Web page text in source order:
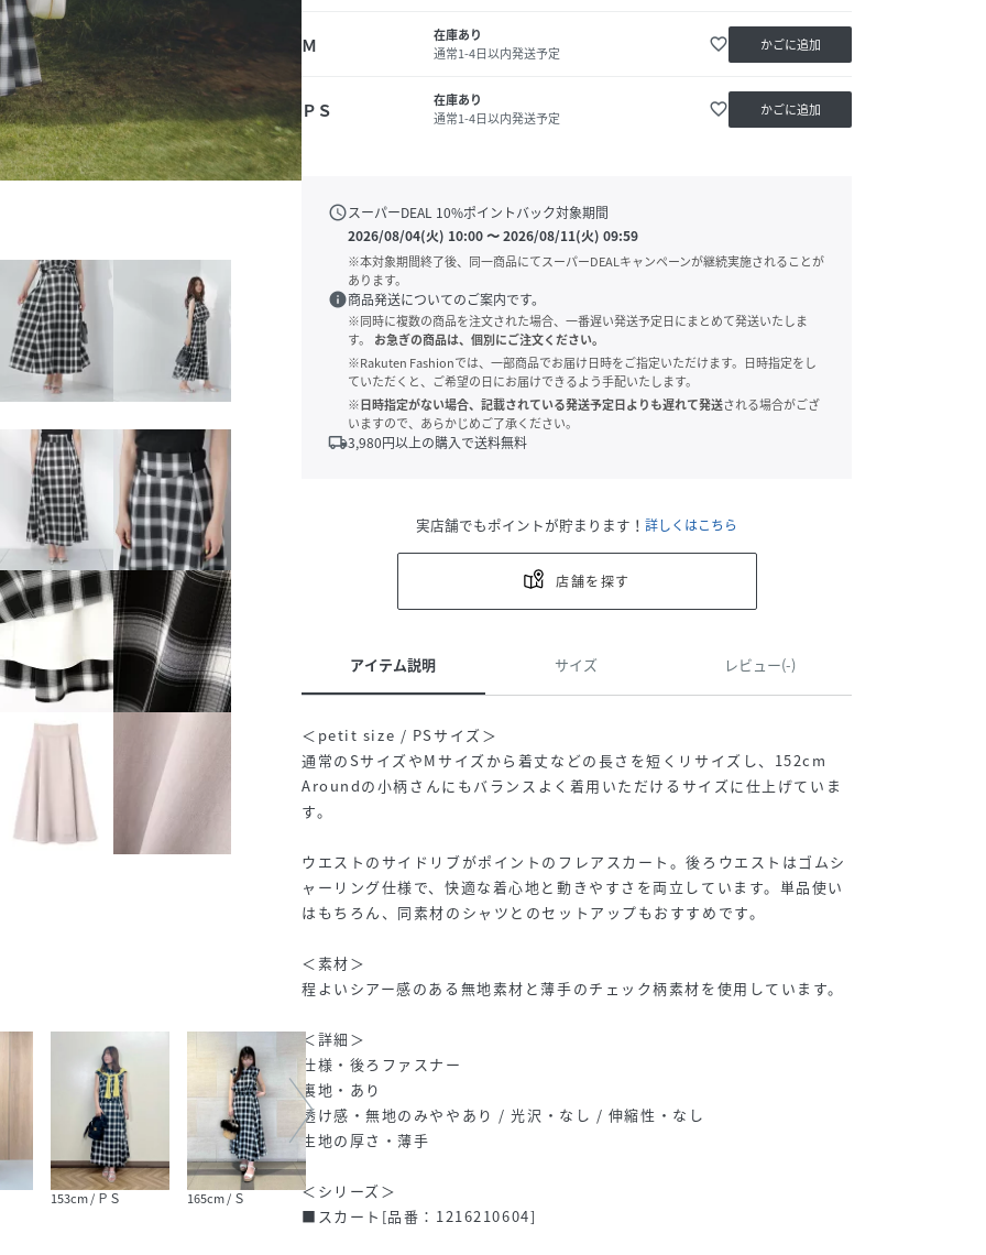
153cm / ＰＳ 165cm / Ｓ 165cm / Ｓ
Ｍ
在庫あり
通常1-4日以内発送予定
favorite_border かごに追加
ＰＳ
在庫あり
通常1-4日以内発送予定
favorite_border かごに追加
scheduleスーパーDEAL 10%ポイントバック対象期間
2026/08/04(火) 10:00〜2026/08/11(火) 09:59
※本対象期間終了後、同一商品にてスーパーDEALキャンペーンが継続実施されることが
あります。
info商品発送についてのご案内です。
※同時に複数の商品を注文された場合、一番遅い発送予定日にまとめて発送いたしま
す。
お急ぎの商品は、個別にご注文ください。
※Rakuten Fashionでは、一部商品でお届け日時をご指定いただけます。日時指定をし
ていただくと、ご希望の日にお届けできるよう手配いたします。
※日時指定がない場合、記載されている発送予定日よりも遅れて発送される場合がござ
いますので、あらかじめご了承ください。
local_shipping3,980円以上の購入で送料無料
実店舗でもポイントが貯まります！ 詳しくはこちら
店舗を探す
アイテム説明 サイズ レビュー(-)
＜petit size / PSサイズ＞
通常のSサイズやMサイズから着丈などの長さを短くリサイズし、152cm
Aroundの小柄さんにもバランスよく着用いただけるサイズに仕上げていま
す。
ウエストのサイドリブがポイントのフレアスカート。後ろウエストはゴムシ
ャーリング仕様で、快適な着心地と動きやすさを両立しています。単品使い
はもちろん、同素材のシャツとのセットアップもおすすめです。
＜素材＞
程よいシアー感のある無地素材と薄手のチェック柄素材を使用しています。
＜詳細＞
仕様・後ろファスナー
裏地・あり
透け感・無地のみややあり / 光沢・なし / 伸縮性・なし
生地の厚さ・薄手
＜シリーズ＞
■スカート[品番：1216210604]